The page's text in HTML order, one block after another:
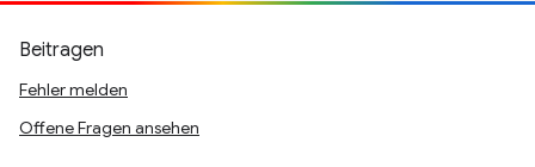
Beitragen
Fehler melden
Offene Fragen ansehen